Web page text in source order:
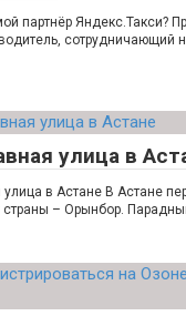
партнёр Яндекс.Такси?
сотрудничающий
улица в
улица в Астане В Астане
страны – Орынбор.